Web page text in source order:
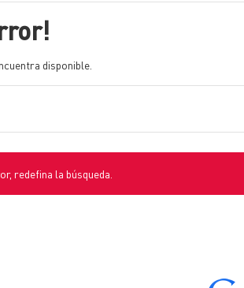
disponible.
redefina la búsqueda.